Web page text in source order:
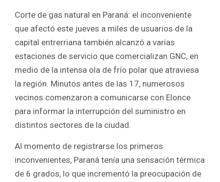
ce
b
o
o
k
tt
er
at
s
A
p
p
ar
e
Corte de gas natural en Paraná: el inconveniente
que afectó este jueves a miles de usuarios de la
capital entrerriana también alcanzó a varias
estaciones de servicio que comercializan GNC, en
medio de la intensa ola de frío polar que atraviesa
la región. Minutos antes de las 17, numerosos
vecinos comenzaron a comunicarse con Elonce
para informar la interrupción del suministro en
distintos sectores de la ciudad.
Al momento de registrarse los primeros
inconvenientes, Paraná tenía una sensación térmica
de 6 grados, lo que incrementó la preocupación de